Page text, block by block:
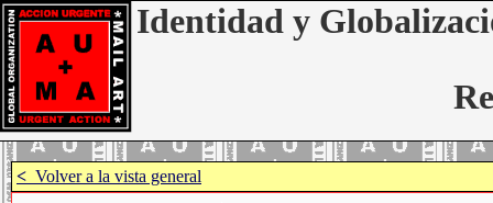
Identidad y
< Volver a la vista general